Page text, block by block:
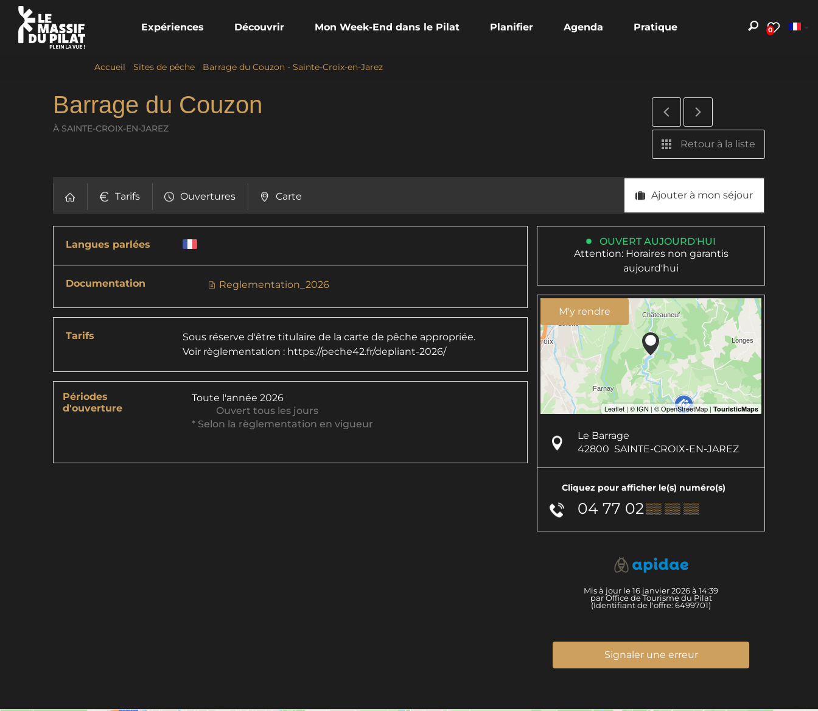
0
Expériences Découvrir Mon Week-End dans le Pilat Planifier Agenda Pratique
Accueil Sites de pêche Barrage du Couzon - Sainte-Croix-en-Jarez
Barrage du Couzon
À SAINTE-CROIX-EN-JAREZ
Retour à la liste
Tarifs Ouvertures Carte Ajouter à mon séjour
Langues parlées
Documentation Reglementation_2026
Tarifs
Sous réserve d'être titulaire de la carte de pêche appropriée.
Voir règlementation : https://peche42.fr/depliant-2026/
Périodes
d'ouverture
Toute l'année 2026
Ouvert tous les jours
* Selon la règlementation en vigueur
OUVERT AUJOURD'HUI
Attention: Horaires non garantis
aujourd'hui
M'y rendre
Le Barrage
42800 SAINTE-CROIX-EN-JAREZ
Cliquez pour afficher le(s) numéro(s)
04 77 02▒▒ ▒▒ ▒▒
Mis à jour le 16 janvier 2026 à 14:39
par Office de Tourisme du Pilat
(Identifiant de l'offre: 6499701)
Signaler une erreur